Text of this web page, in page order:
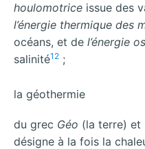
houlomotrice issue des
l’énergie thermique des
océans, et de l’énergie
salinité12 ;
la géothermie
du grec Géo (la terre) et
désigne à la fois la